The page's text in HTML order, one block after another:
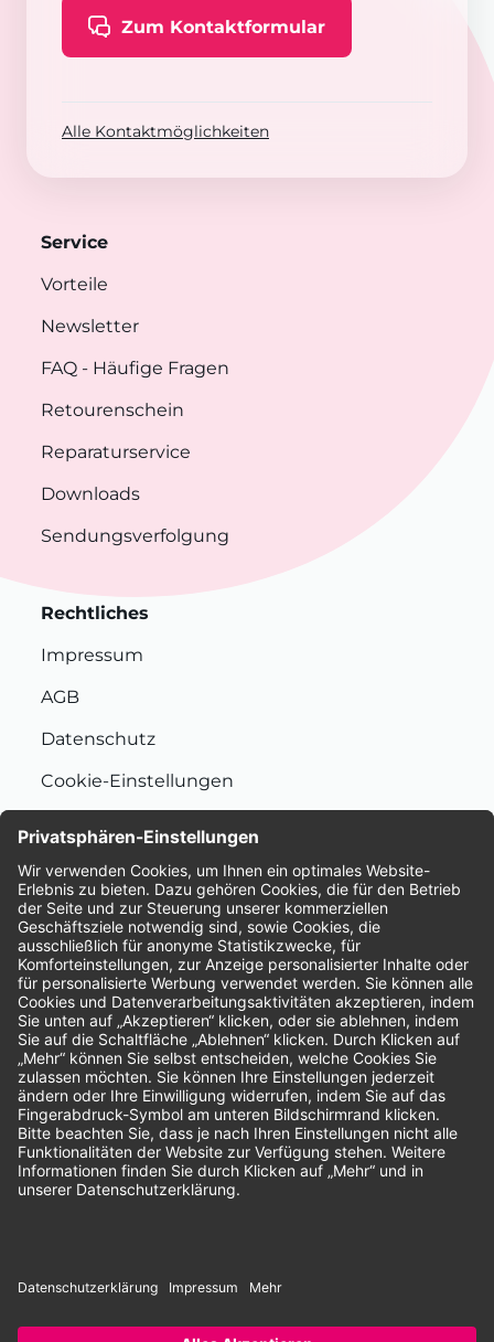
Zum Kontaktformular
Alle Kontaktmöglichkeiten
Service
Vorteile
Newsletter
FAQ - Häufige Fragen
Retourenschein
Reparaturservice
Downloads
Sendungsverfolgung
Rechtliches
Impressum
AGB
Datenschutz
Cookie-Einstellungen
Bewertungen
Unsere Zahlungsarten:
Rechnung SEPA-Lastschrift Vorkasse